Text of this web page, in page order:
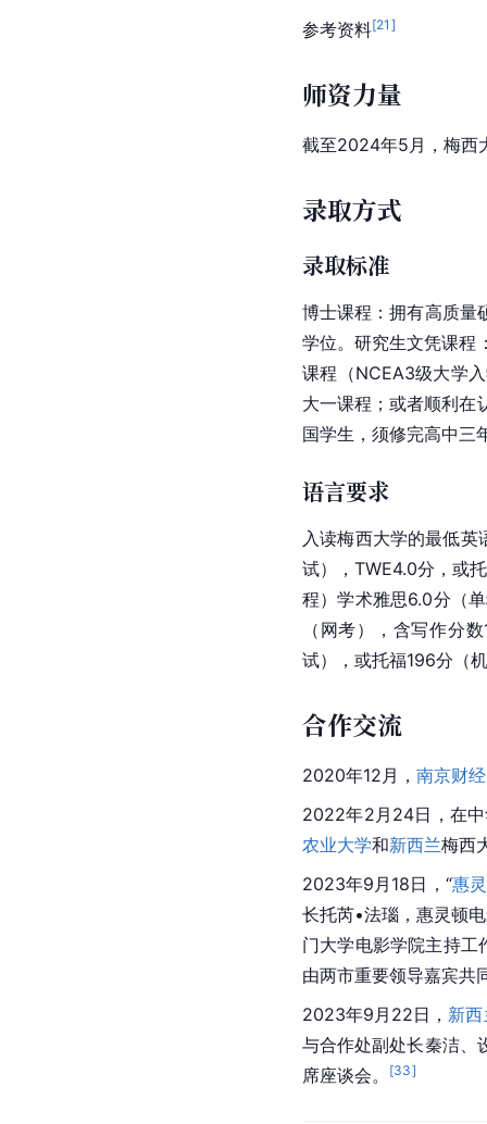
参考资料[21 ]
师资力量
截至2024年5月，梅西
录取方式
录取标准
博士课程：拥有高质量
学位。研究生文凭课程
课程（NCEA3级大学
大一课程；或者顺利在
国学生，须修完高中三
语言要求
入读梅西大学的最低
试），TWE4.0分，或
程）学术雅思6.0分（
（网考），含写作分
试），或托福196分（
合作交流
2020年12月， 南京财
2022年2月24日，在
农业大学和新西兰梅西
2023年9月18日，“惠
长托芮•法瑙，惠灵顿
门大学电影学院主持工
由两市重要领导嘉宾共
2023年9月22日， 新
与合作处副处长秦洁、
席座谈会。
[33]